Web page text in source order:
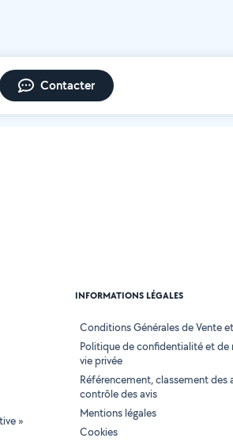
Contacter
»
INFORMATIONS LÉGALES
Conditions Générales de Vente
Politique de confidentialité et de
vie privée
Référencement, classement des
contrôle des avis
Mentions légales
Cookies